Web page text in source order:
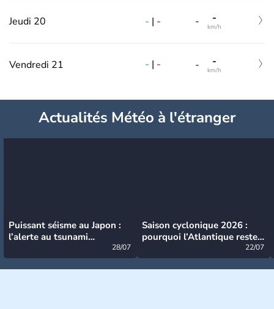
Jeudi 20 - | - - -
km/h
Vendredi 21 - | - - -
km/h
Actualités Météo à l'étranger
Puissant séisme au Japon :
l’alerte au tsunami
28/07
Saison cyclonique 2026 :
pourquoi l’Atlantique reste
22/07